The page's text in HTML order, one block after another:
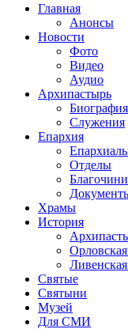
Главная
Анонсы
Новости
Фото
Видео
Аудио
Архипастырь
Биография
Служения
Епархия
Отделы
Храмы
История
Святые
Святыни
Музей
Для СМИ